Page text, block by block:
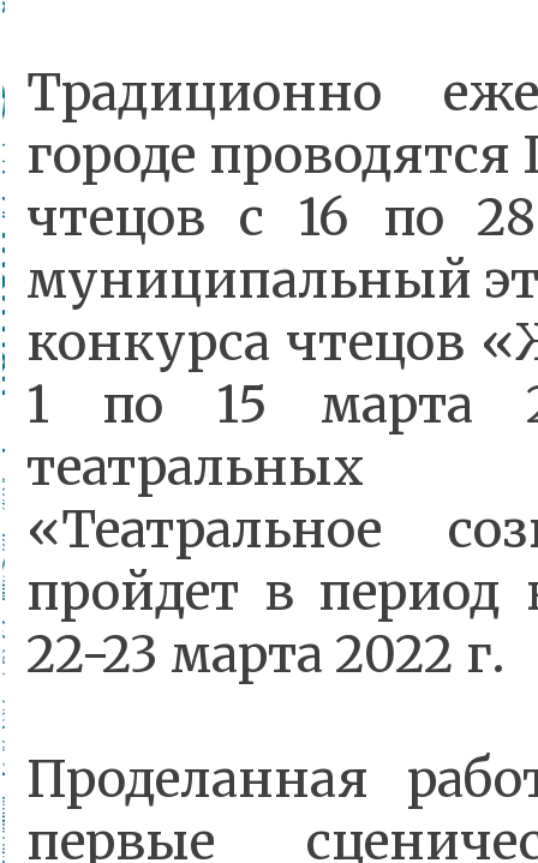
Традиционно
городе
чтецов с 16 по
муниципальный
конкурса чтецов
1 по 15 марта
театральных
«Театральное
пройдет в период
22-23 марта 2022 г.
Проделанная
первые